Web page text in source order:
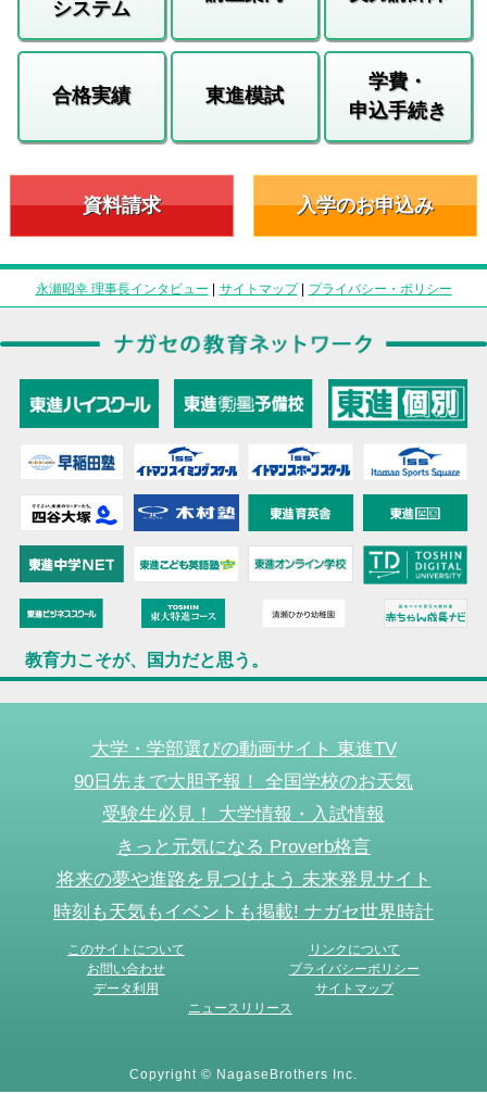
システム
合格実績 東進模試
学費・
申込手続き
資料請求 入学のお申込み
永瀬昭幸 理事長インタビュー | サイトマップ| プライバシー・ポリシー
教育力こそが、国力だと思う。
大学・学部選びの動画サイト 東進TV
90日先まで大胆予報！ 全国学校のお天気
受験生必見！ 大学情報・入試情報
きっと元気になる Proverb格言
将来の夢や進路を見つけよう 未来発見サイト
時刻も天気もイベントも掲載! ナガセ世界時計
このサイトについて
リンクについて
お問い合わせ
プライバシーポリシー
データ利用
サイトマップ
ニュースリリース
Copyright © NagaseBrothers Inc.